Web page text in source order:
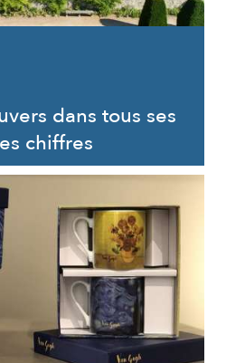
dans tous ses
chiffres